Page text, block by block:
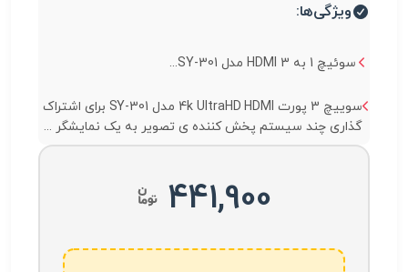
ویژگی‌ها:
سوئیچ 1 به 3 HDMI مدل SY-301...
سوییچ 3 پورت 4k UltraHD HDMI مدل SY-301 برای اشتراک
گذاری چند سیستم پخش کننده ی تصویر به یک نمایشگر ...
441,900